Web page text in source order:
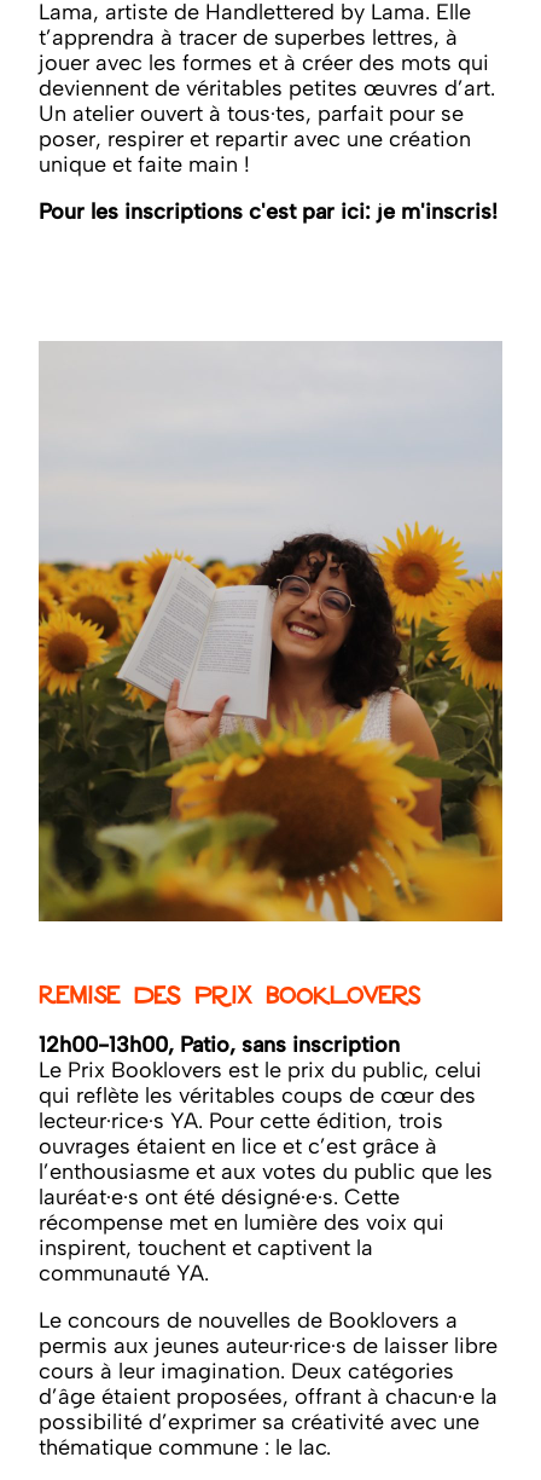
Lama, artiste de Handlettered by Lama. Elle
t’apprendra à tracer de superbes lettres, à
jouer avec les formes et à créer des mots qui
deviennent de véritables petites œuvres d’art.
Un atelier ouvert à tous·tes, parfait pour se
poser, respirer et repartir avec une création
unique et faite main !
Pour les inscriptions c'est par ici: je m'inscris!
Remise des Prix Booklovers
12h00-13h00, Patio, sans inscription
Le Prix Booklovers est le prix du public, celui
qui reflète les véritables coups de cœur des
lecteur·rice·s YA. Pour cette édition, trois
ouvrages étaient en lice et c’est grâce à
l’enthousiasme et aux votes du public que les
lauréat·e·s ont été désigné·e·s. Cette
récompense met en lumière des voix qui
inspirent, touchent et captivent la
communauté YA.
Le concours de nouvelles de Booklovers a
permis aux jeunes auteur·rice·s de laisser libre
cours à leur imagination. Deux catégories
d’âge étaient proposées, offrant à chacun·e la
possibilité d’exprimer sa créativité avec une
thématique commune : le lac.